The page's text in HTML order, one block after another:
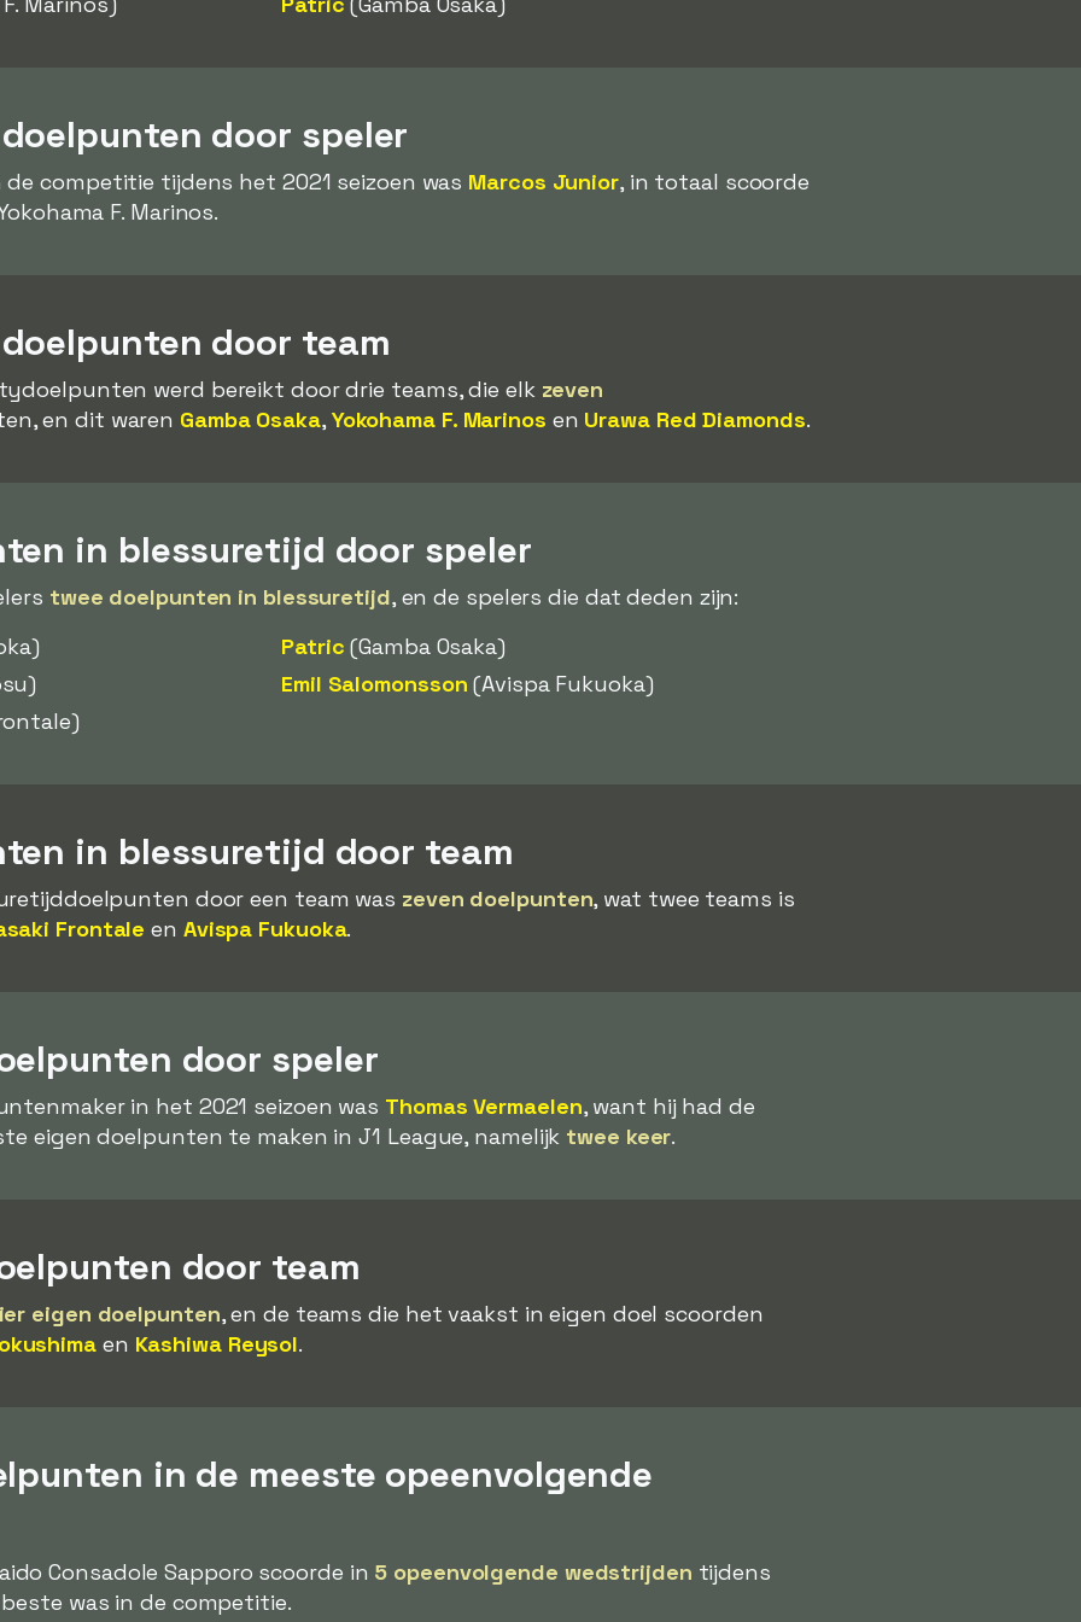
door speler
competitie tijdens het 2021 seizoen was Marcos Junior, in totaal scoorde
F. Marinos.
door team
werd bereikt door drie teams, die elk zeven
en dit waren Gamba Osaka, Yokohama F. Marinos en Urawa Red Diamonds.
in blessuretijd door speler
twee doelpunten in blessuretijd, en de spelers die dat deden zijn:
Patric (Gamba Osaka)
Emil Salomonsson (Avispa Fukuoka)
in blessuretijd door team
door een team was zeven doelpunten, wat twee teams is
Frontale en Avispa Fukuoka.
door speler
in het 2021 seizoen was Thomas Vermaelen, want hij had de
eigen doelpunten te maken in J1 League, namelijk twee keer.
door team
eigen doelpunten, en de teams die het vaakst in eigen doel scoorden
en Kashiwa Reysol.
in de meeste opeenvolgende
Consadole Sapporo scoorde in 5 opeenvolgende wedstrijden tijdens
was in de competitie.